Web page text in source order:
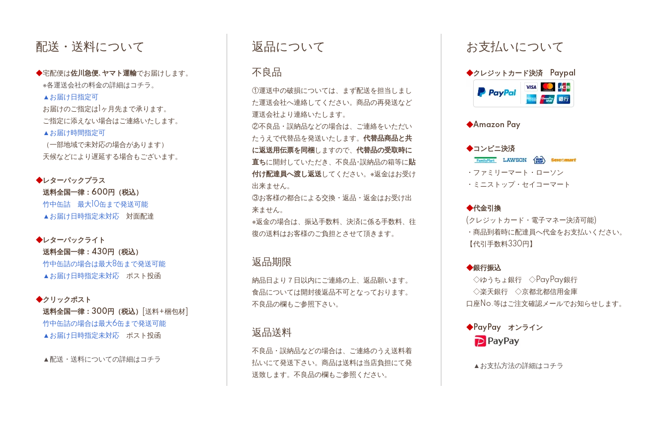
配送・送料について
◆宅配便は佐川急便､ ヤマト運輸でお届けします。
※各運送会社の料金の詳細はコチラ。
▲お届け日指定可
お届けのご指定は1ヶ月先まで承ります。
ご指定に添えない場合はご連絡いたします。
▲お届け時間指定可
（一部地域で未対応の場合があります）
天候などにより遅延する場合もございます。
◆レターパックプラス
送料全国一律：600円（税込）
竹中缶詰 最大10缶まで発送可能
▲お届け日時指定未対応 対面配達
◆レターパックライト
送料全国一律：430円（税込）
竹中缶詰の場合は最大8缶まで発送可能
▲お届け日時指定未対応 ポスト投函
◆クリックポスト
送料全国一律：300円（税込）
[送料+梱包材]
竹中缶詰の場合は最大6缶まで発送可能
▲お届け日時指定未対応 ポスト投函
▲配送・送料についての詳細はコチラ
返品について
不良品
①運送中の破損については、まず配送を担当しまし
た運送会社へ連絡してください。商品の再発送など
運送会社より連絡いたします。
②不良品・誤納品などの場合は、ご連絡をいただい
たうえで代替品を発送いたします。 代替品商品と共
に返送用伝票を同梱 しますので、 代替品の受取時に
直ちに開封していただき、不良品･誤納品の箱等に貼
付け配達員へ渡し返送してください。※返金はお受け
出来ません。
③お客様の都合による交換・返品・返金はお受け出
来ません。
※返金の場合は、振込手数料、決済に係る手数料、往
復の送料はお客様のご負担とさせて頂きます。
返品期限
納品日より７日以内にご連絡の上、返品願います。
食品については開封後返品不可となっております。
不良品の欄もご参照下さい。
返品送料
不良品・誤納品などの場合は、ご連絡のうえ送料着
払いにて発送下さい。商品は送料は当店負担にて発
送致します。不良品の欄もご参照ください。
お支払いについて
◆クレジットカード決済 Paypal
◆Amazon Pay
◆コンビニ決済
・ファミリーマート・ローソン
・ミニストップ・セイコーマート
◆代金引換
(クレジットカード・電子マネー決済可能)
・商品到着時に配達員へ代金をお支払いください。
【代引手数料330円】
◆銀行振込
◇ゆうちょ銀行 ◇PayPay銀行
◇楽天銀行 ◇京都北都信用金庫
口座No.等はご注文確認メールでお知らせします。
◆PayPay オンライン
▲お支払方法の詳細はコチラ